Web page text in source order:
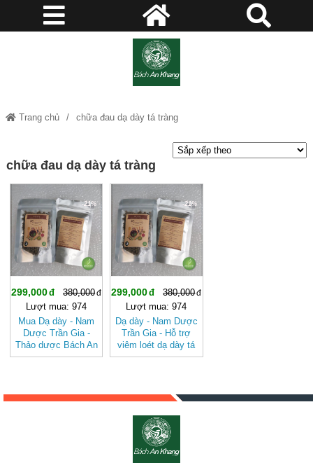
Trang chủ chữa đau dạ dày tá tràng
chữa đau dạ dày tá tràng
-21%
299,000
380,000
Lượt mua: 974
Mua Dạ dày - Nam
Dược Trần Gia -
Thảo dược Bách An
Khang JD240 v2
-21%
299,000
380,000
Lượt mua: 974
Dạ dày - Nam Dược
Trần Gia - Hỗ trợ
viêm loét dạ dày tá
tràng, trào ngược,